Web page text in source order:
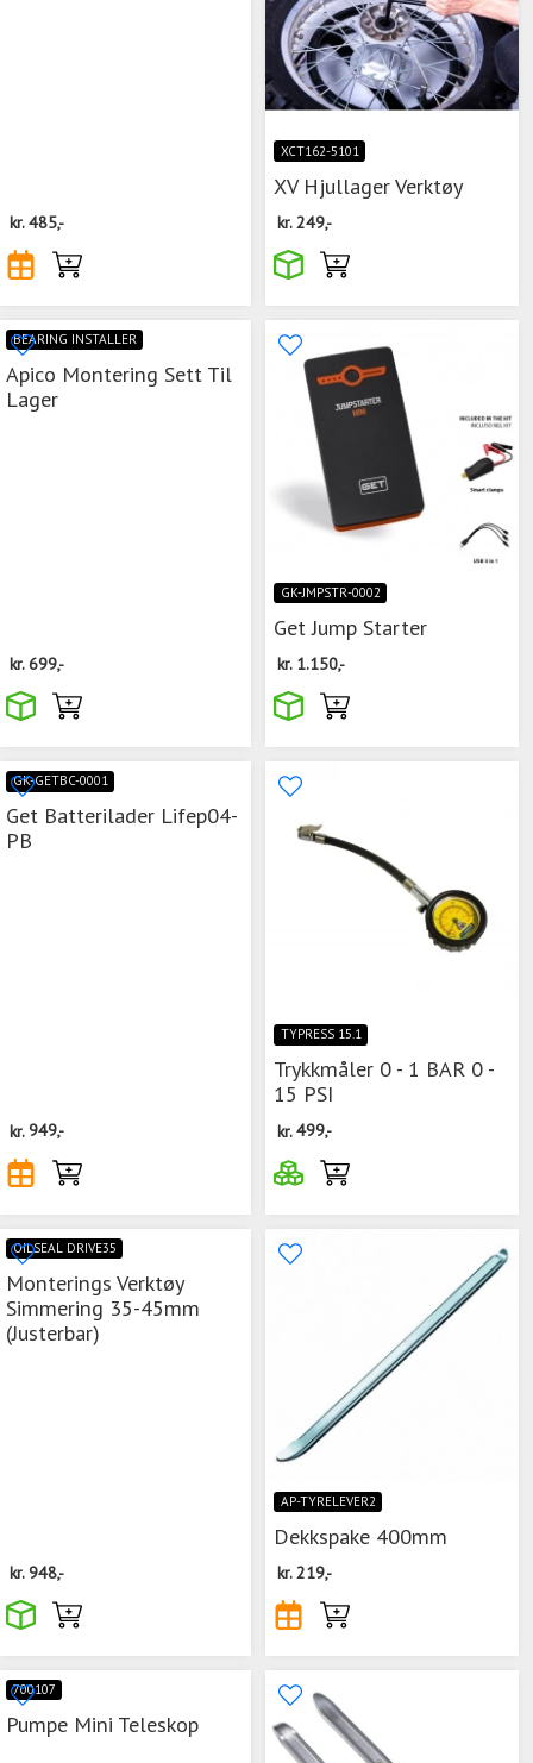
kr.485,-
XCT162-5101
XV Hjullager Verktøy
kr.249,-
BEARING INSTALLER
Apico Montering Sett Til
Lager
kr.699,-
GK-JMPSTR-0002
Get Jump Starter
kr. 1.150,-
GK-GETBC-0001
Get Batterilader Lifep04-
PB
kr.949,-
TYPRESS 15.1
Trykkmåler 0 - 1 BAR 0 -
15 PSI
kr.499,-
OILSEAL DRIVE35
Monterings Verktøy
Simmering 35-45mm
(Justerbar)
kr.948,-
AP-TYRELEVER2
Dekkspake 400mm
kr.219,-
700107
Pumpe Mini Teleskop